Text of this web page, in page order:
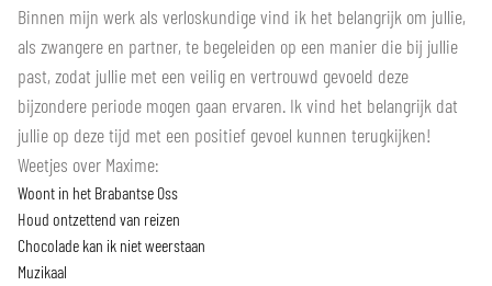
Binnen mijn werk als verloskundige vind ik het belangrijk om jullie,
als zwangere en partner, te begeleiden op een manier die bij jullie
past, zodat jullie met een veilig en vertrouwd gevoeld deze
bijzondere periode mogen gaan ervaren. Ik vind het belangrijk dat
jullie op deze tijd met een positief gevoel kunnen terugkijken!
Weetjes over Maxime:
Woont in het Brabantse Oss
Houd ontzettend van reizen
Chocolade kan ik niet weerstaan
Muzikaal